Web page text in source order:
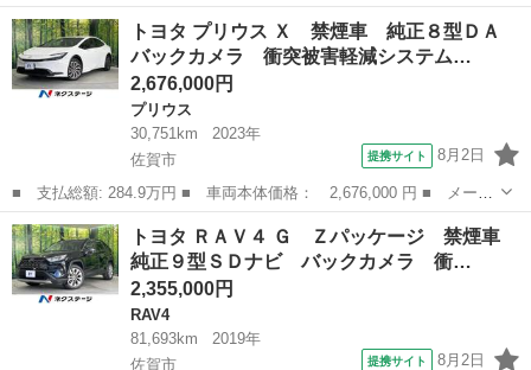
ー名： トヨタ ■ 車種名： カローラクロス ■ グレード名： ハ
イブリッド Ｚ 禁煙車 １０．５インチナビ機能付きディスプレイ
オーディ...
佐賀 佐賀市 トヨタ
トヨタ プリウス Ｘ 禁煙車 純正８型ＤＡ
バックカメラ 衝突被害軽減システム…
2,676,000円
プリウス
30,751km
2023年
佐賀市
提携サイト 8月2日
■ 支払総額: 284.9万円 ■ 車両本体価格： 2,676,000 円 ■ メーカ
ー名： トヨタ ■ 車種名： プリウス ■ グレード名： Ｘ 禁煙
車 純正８型ＤＡ バックカメラ 衝突被害軽減システム レーダー
クルーズ...
佐賀 佐賀市 プリウス
トヨタ ＲＡＶ４ Ｇ Ｚパッケージ 禁煙車
純正９型ＳＤナビ バックカメラ 衝…
2,355,000円
RAV4
81,693km
2019年
佐賀市
提携サイト 8月2日